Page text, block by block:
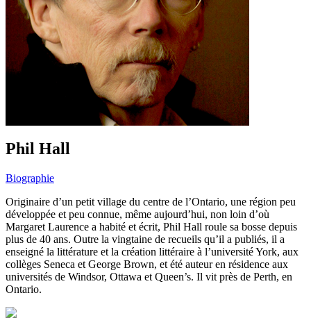
Phil Hall
Biographie
Originaire d’un petit village du centre de l’Ontario, une région peu
développée et peu connue, même aujourd’hui, non loin d’où
Margaret Laurence a habité et écrit, Phil Hall roule sa bosse depuis
plus de 40 ans. Outre la vingtaine de recueils qu’il a publiés, il a
enseigné la littérature et la création littéraire à l’université York, aux
collèges Seneca et George Brown, et été auteur en résidence aux
universités de Windsor, Ottawa et Queen’s. Il vit près de Perth, en
Ontario.